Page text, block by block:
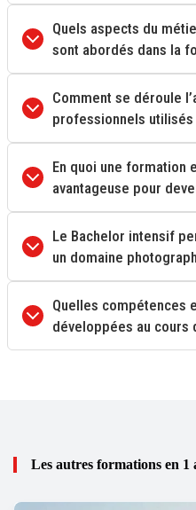
Quels aspects du
sont abordés dans la
Comment se déroule
professionnels
En quoi une formation
avantageuse pour
Le Bachelor intensif
un domaine
Quelles compétences
développées au cours
Les autres formations en 1